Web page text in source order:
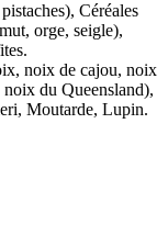
Céréales
orge, seigle),
noix de cajou, noix
du Queensland),
Moutarde, Lupin.